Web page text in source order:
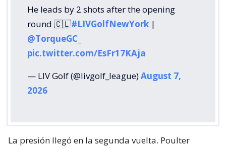
He leads by 2 shots after the opening
round 🇨🇱#LIVGolfNewYork |
@TorqueGC_
pic.twitter.com/EsFr17KAja
— LIV Golf (@livgolf_league)August 7,
2026
La presión llegó en la segunda vuelta. Poulter